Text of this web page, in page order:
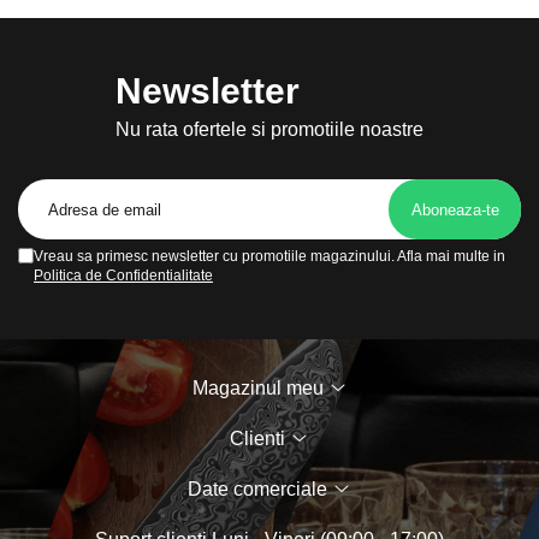
Numar de
40000
pulsatii/min:
40000
Autonomie
acumulator:
Beneficii: Albire Curatare Ingrijirea gingiilor Lustruire
Cablu incarcare USB 8 x Capete de periuta
Culoare: Negru
Newsletter
Nu rata ofertele si promotiile noastre
Vreau sa primesc newsletter cu promotiile magazinului. Afla mai multe in
Politica de Confidentialitate
Magazinul meu
Clienti
Date comerciale